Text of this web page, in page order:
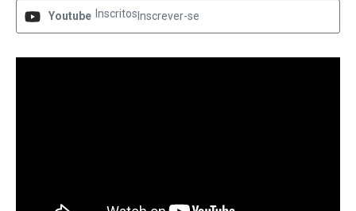
Youtube Inscritos Inscrever-se